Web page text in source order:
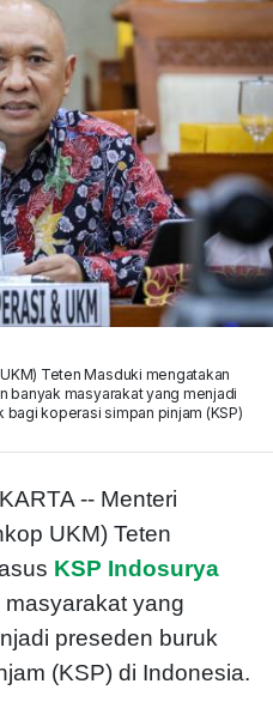
Teten Masduki mengatakan
banyak masyarakat yang menjadi
koperasi simpan pinjam (KSP)
-- Menteri
UKM) Teten
KSP Indosurya
yang
preseden buruk
(KSP) di Indonesia.